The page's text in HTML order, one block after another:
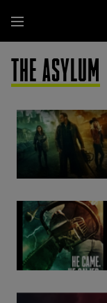
para
o
conteúdo
principal
Menu
THE ASYLUM